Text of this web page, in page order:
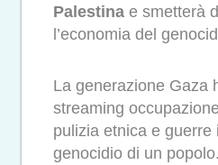
Palestina e smetterà
l’economia del
La generazione Gaza
streaming
pulizia etnica e guerre
genocidio di un